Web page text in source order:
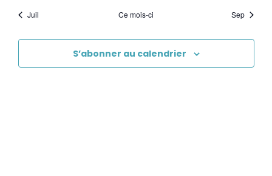
Juil Ce mois-ci Sep
S’abonner au calendrier